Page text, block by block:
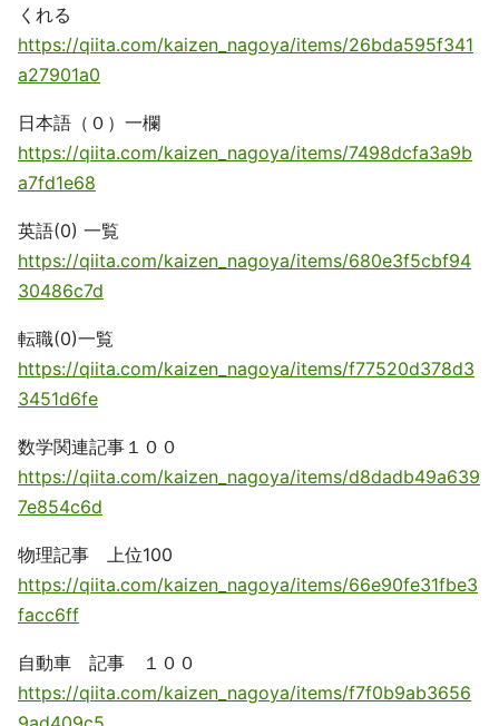
くれる
https://qiita.com/kaizen_nagoya/items/26bda595f341
a27901a0
日本語（０）一欄
https://qiita.com/kaizen_nagoya/items/7498dcfa3a9b
a7fd1e68
英語(0) 一覧
https://qiita.com/kaizen_nagoya/items/680e3f5cbf94
30486c7d
転職(0)一覧
https://qiita.com/kaizen_nagoya/items/f77520d378d3
3451d6fe
数学関連記事１００
https://qiita.com/kaizen_nagoya/items/d8dadb49a639
7e854c6d
物理記事 上位100
https://qiita.com/kaizen_nagoya/items/66e90fe31fbe3
facc6ff
自動車 記事 １００
https://qiita.com/kaizen_nagoya/items/f7f0b9ab3656